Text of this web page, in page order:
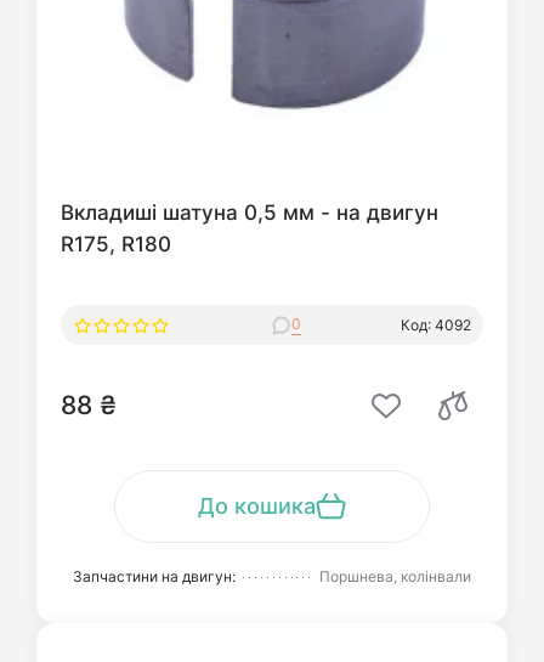
Вкладиші шатуна 0,5 мм - на двигун
R175, R180
0 Код: 4092
88 ₴
До кошика
Запчастини на двигун: Поршнева, колінвали